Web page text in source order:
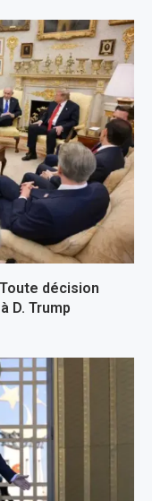
décision
D. Trump